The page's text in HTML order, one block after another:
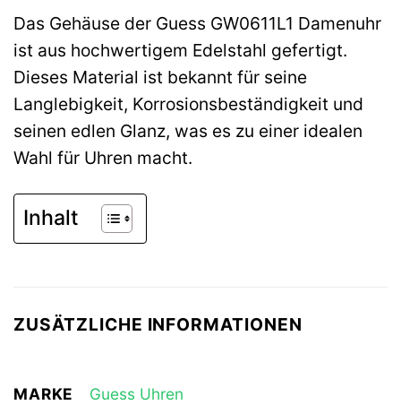
Das Gehäuse der Guess GW0611L1 Damenuhr
ist aus hochwertigem Edelstahl gefertigt.
Dieses Material ist bekannt für seine
Langlebigkeit, Korrosionsbeständigkeit und
seinen edlen Glanz, was es zu einer idealen
Wahl für Uhren macht.
Inhalt
ZUSÄTZLICHE INFORMATIONEN
MARKE Guess Uhren